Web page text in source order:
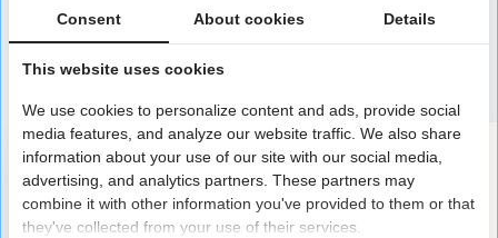
Speciaal aanbevolen voor jou
Consent About cookies Details
This website uses cookies
We use cookies to personalize content and ads, provide social
media features, and analyze our website traffic. We also share
information about your use of our site with our social media,
advertising, and analytics partners. These partners may
combine it with other information you've provided to them or that
they've collected from your use of their services.